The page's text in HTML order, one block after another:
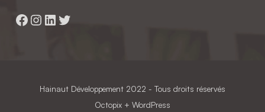
Facebook
Instagram
LinkedIn
Twitter
Hainaut Développement 2022 - Tous droits réservés
Octopix + WordPress